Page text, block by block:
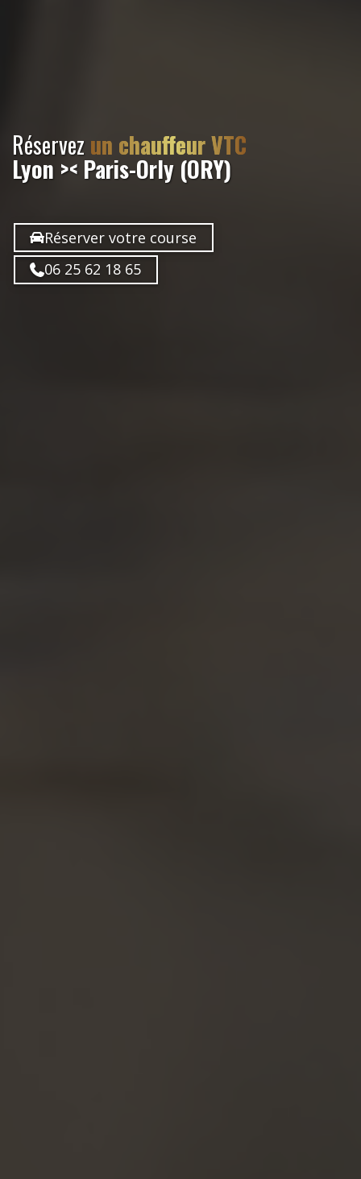
Réservezun chauffeur VTC
Lyon >< Paris-Orly (ORY)
Réserver votre course
06 25 62 18 65